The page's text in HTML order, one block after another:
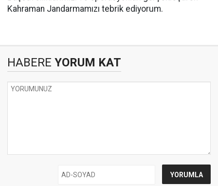
Kahraman Jandarmamızı tebrik ediyorum.
HABERE YORUM KAT